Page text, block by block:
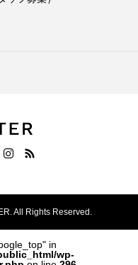
All Rights Reserved.
in
wp-